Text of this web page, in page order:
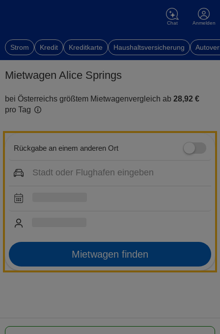
Chat Anmelden
Strom Kredit Kreditkarte Haushaltsversicherung
Mietwagen Alice Springs
bei Österreichs größtem Mietwagenvergleich ab 28,92 €
pro Tag
Rückgabe an einem anderen Ort
Mietwagen finden